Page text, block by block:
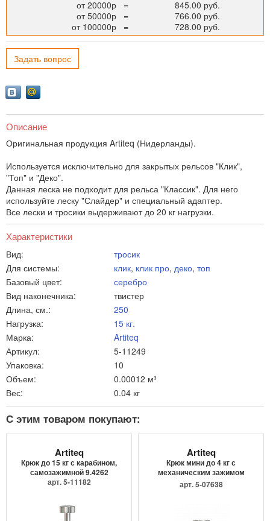
от 20000р
=
845.00 руб.
от 50000р
=
766.00 руб.
от 100000р
= 728.00 руб.
Задать вопрос
Описание
Оригинальная продукция Artiteq (Нидерланды).
Используется исключительно для закрытых рельсов "Клик",
"Топ" и "Деко".
Данная леска не подходит для рельса "Классик". Для него
используйте леску "Слайдер" и специальный адаптер.
Все лески и тросики выдерживают до 20 кг нагрузки.
Характеристики
Вид:
тросик
Для системы:
клик, клик про, деко, топ
Базовый цвет:
серебро
Вид наконечника:
твистер
Длина, см.:
250
Нагрузка:
15 кг.
Марка:
Artiteq
Артикул:
5-11249
Упаковка:
10
Объем:
0.00012 м³
Вес:
0.04 кг
С этим товаром покупают:
Artiteq
Крюк до 15 кг с карабином,
самозажимной 9.4262
арт. 5-11182
Artiteq
Крюк мини до 4 кг с
механическим зажимом
9.4205
арт. 5-07638